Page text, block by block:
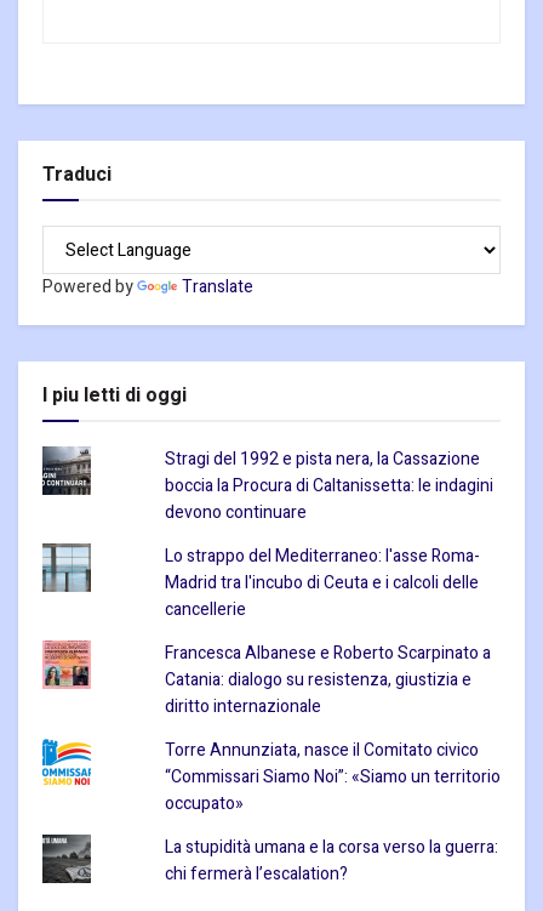
Traduci
Powered by Translate
I piu letti di oggi
Stragi del 1992 e pista nera, la Cassazione
boccia la Procura di Caltanissetta: le indagini
devono continuare
Lo strappo del Mediterraneo: l'asse Roma-
Madrid tra l'incubo di Ceuta e i calcoli delle
cancellerie
Francesca Albanese e Roberto Scarpinato a
Catania: dialogo su resistenza, giustizia e
diritto internazionale
Torre Annunziata, nasce il Comitato civico
“Commissari Siamo Noi”: «Siamo un territorio
occupato»
La stupidità umana e la corsa verso la guerra:
chi fermerà l’escalation?